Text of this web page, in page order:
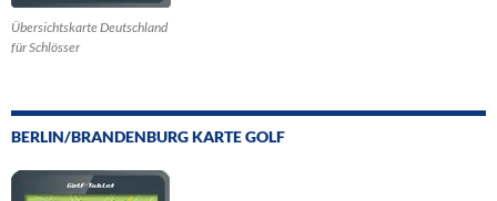
Übersichtskarte Deutschland
für Schlösser
BERLIN/BRANDENBURG KARTE GOLF